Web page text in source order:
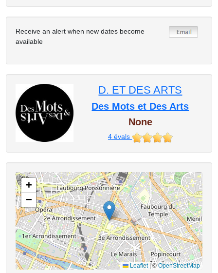
Receive an alert when new dates become
available
D. ET DES ARTS
Des Mots et Des Arts
None
4évals
+
−
Leaflet ©OpenStreetMap